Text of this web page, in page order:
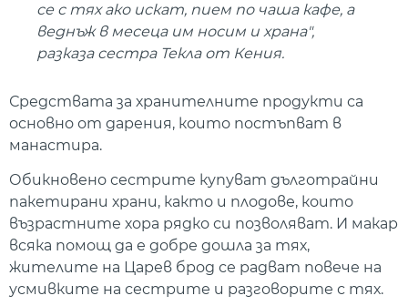
се с тях ако искат, пием по чаша кафе, а
веднъж в месеца им носим и храна",
разказа сестра Текла от Кения.
Средствата за хранителните продукти са
основно от дарения, които постъпват в
манастира.
Обикновено сестрите купуват дълготрайни
пакетирани храни, както и плодове, които
възрастните хора рядко си позволяват. И макар
всяка помощ да е добре дошла за тях,
жителите на Царев брод се радват повече на
усмивките на сестрите и разговорите с тях.